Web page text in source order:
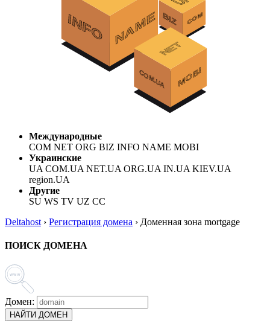
Международные
COM NET ORG BIZ INFO NAME MOBI
Украинские
UA COM.UA NET.UA ORG.UA IN.UA KIEV.UA
region.UA
Другие
SU WS TV UZ CC
Deltahost › Регистрация домена › Доменная зона mortgage
ПОИСК ДОМЕНА
Домен:
НАЙТИ ДОМЕН